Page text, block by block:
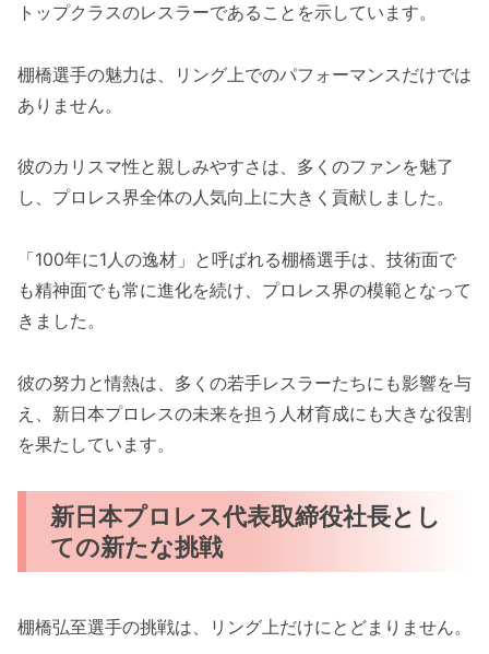
トップクラスのレスラーであることを示しています。
棚橋選手の魅力は、リング上でのパフォーマンスだけでは
ありません。
彼のカリスマ性と親しみやすさは、多くのファンを魅了
し、プロレス界全体の人気向上に大きく貢献しました。
「100年に1人の逸材」と呼ばれる棚橋選手は、技術面で
も精神面でも常に進化を続け、プロレス界の模範となって
きました。
彼の努力と情熱は、多くの若手レスラーたちにも影響を与
え、新日本プロレスの未来を担う人材育成にも大きな役割
を果たしています。
新日本プロレス代表取締役社長とし
ての新たな挑戦
棚橋弘至選手の挑戦は、リング上だけにとどまりません。